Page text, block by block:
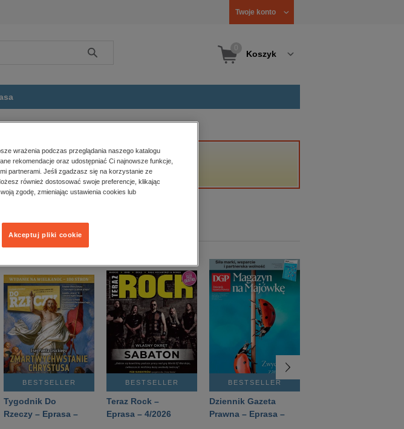
Twoje konto
Szukaj Koszyk
BESTSELLER
Tygodnik Do
Rzeczy – Eprasa –
BESTSELLER
Teraz Rock –
Eprasa – 4/2026
BESTSELLER
Dziennik Gazeta
Prawna – Eprasa –
wrażenia podczas przeglądania naszego katalogu
rekomendacje oraz udostępniać Ci najnowsze funkcje,
partnerami. Jeśli zgadzasz się na korzystanie ze
również dostosować swoje preferencje, klikając
zgodę, zmieniając ustawienia cookies lub
Akceptuj pliki cookie